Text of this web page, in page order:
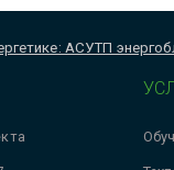
АСУТП